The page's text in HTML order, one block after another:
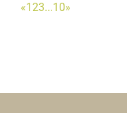
«123...10»